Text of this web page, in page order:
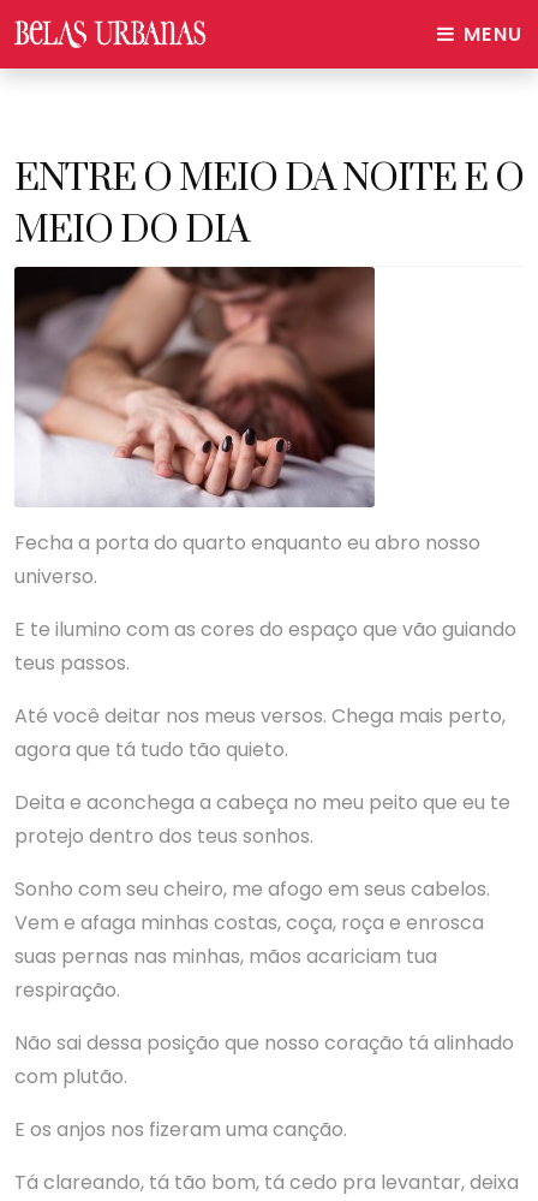
MENU
ENTRE O MEIO DA NOITE E O
MEIO DO DIA
Fecha a porta do quarto enquanto eu abro nosso
universo.
E te ilumino com as cores do espaço que vão guiando
teus passos.
Até você deitar nos meus versos. Chega mais perto,
agora que tá tudo tão quieto.
Deita e aconchega a cabeça no meu peito que eu te
protejo dentro dos teus sonhos.
Sonho com seu cheiro, me afogo em seus cabelos.
Vem e afaga minhas costas, coça, roça e enrosca
suas pernas nas minhas, mãos acariciam tua
respiração.
Não sai dessa posição que nosso coração tá alinhado
com plutão.
E os anjos nos fizeram uma canção.
Tá clareando, tá tão bom, tá cedo pra levantar, deixa